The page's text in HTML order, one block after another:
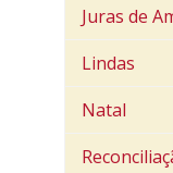
Juras de
Lindas
Natal